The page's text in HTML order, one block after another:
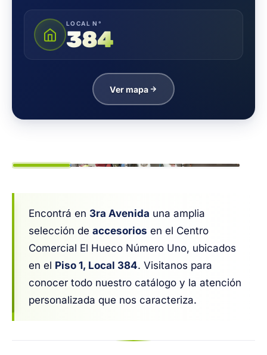
LOCAL N°
384
Ver mapa
Encontrá en 3ra Avenida una amplia
selección de accesorios en el Centro
Comercial El Hueco Número Uno, ubicados
en el Piso 1, Local 384. Visitanos para
conocer todo nuestro catálogo y la atención
personalizada que nos caracteriza.